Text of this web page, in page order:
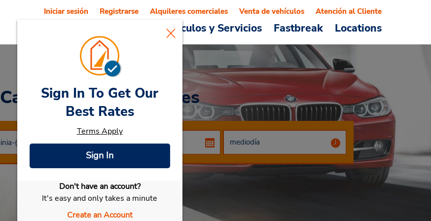
Vehículos y Servicios Fastbreak Locations
Iniciar sesión Registrarse Alquileres comerciales Venta de vehículos Atención al Cliente
Car RentalTargu Mures
Seleccionar mi vehículo
Sign In To Get Our
Best Rates
Terms Apply
Sign In
Don't have an account?
It's easy and only takes a minute
Create an Account